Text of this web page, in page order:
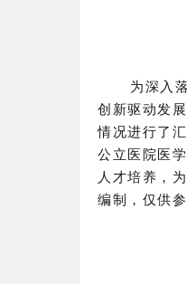
为深入
创新驱动发
情况进行了
公立医院医
人才培养，
编制，仅供参